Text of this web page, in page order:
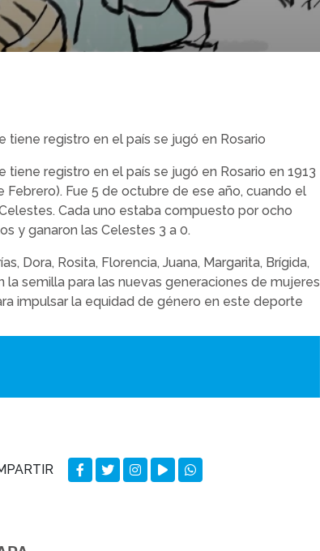
registro en el país se jugó en Rosario
registro en el país se jugó en Rosario en 1913
Febrero). Fue 5 de octubre de ese año, cuando el
Cada uno estaba compuesto por ocho
y ganaron las Celestes 3 a 0.
Dora, Rosita, Florencia, Juana, Margarita, Brígida,
la semilla para las nuevas generaciones de mujeres
impulsar la equidad de género en este deporte